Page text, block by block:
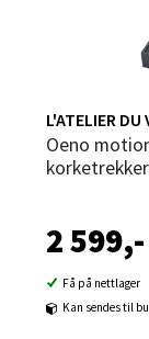
L'ATELIER DU
Oeno motion gavesett med
2 599,-
Få på nettlager
Kan sendes til
Åpent i
Ski -
Ski
Åpent i dag